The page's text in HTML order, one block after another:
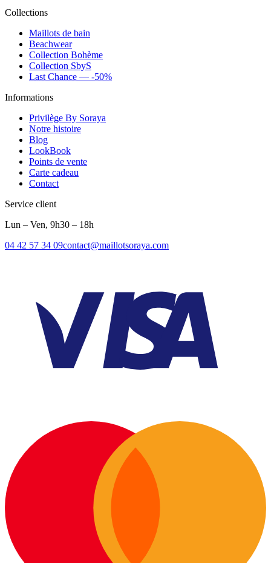
Collections
Maillots de bain
Beachwear
Collection Bohème
Collection SbyS
Last Chance — -50%
Informations
Privilège By Soraya
Notre histoire
Blog
LookBook
Points de vente
Carte cadeau
Contact
Service client
Lun – Ven, 9h30 – 18h
04 42 57 34 09contact@maillotsoraya.com